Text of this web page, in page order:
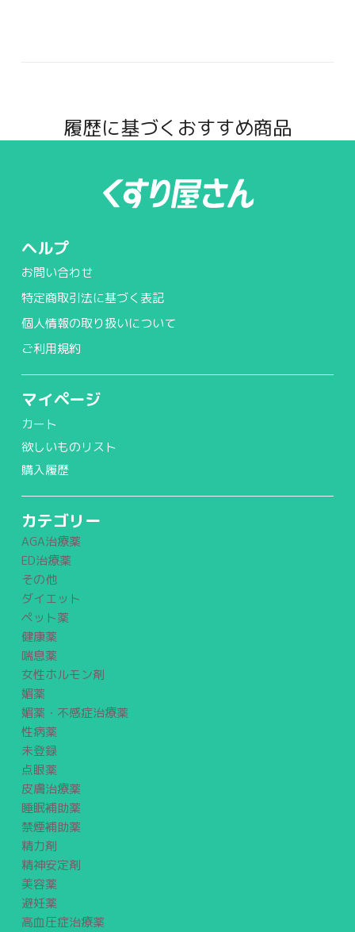
履歴に基づくおすすめ商品
ヘルプ
お問い合わせ
特定商取引法に基づく表記
個人情報の取り扱いについて
ご利用規約
マイページ
カート
欲しいものリスト
購入履歴
カテゴリー
AGA治療薬
ED治療薬
その他
ダイエット
ペット薬
健康薬
喘息薬
女性ホルモン剤
媚薬
媚薬・不感症治療薬
性病薬
未登録
点眼薬
皮膚治療薬
睡眠補助薬
禁煙補助薬
精力剤
精神安定剤
美容薬
避妊薬
高血圧症治療薬